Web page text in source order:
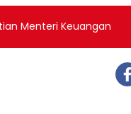
Menteri Keuangan